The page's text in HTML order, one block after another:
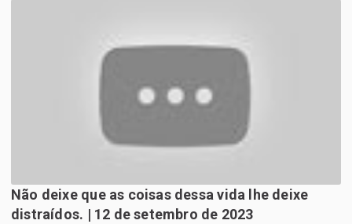
Não deixe que as coisas dessa vida lhe deixe
distraídos. | 12 de setembro de 2023